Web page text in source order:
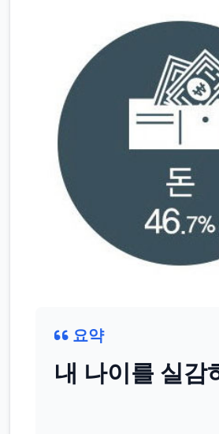
요약
내 나이를 실감